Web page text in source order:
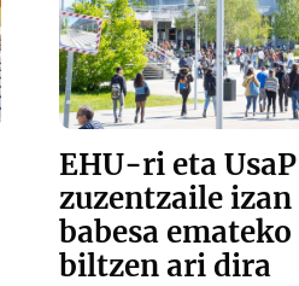
EHU-ri eta
zuzentzaile
babesa
biltzen ari dira